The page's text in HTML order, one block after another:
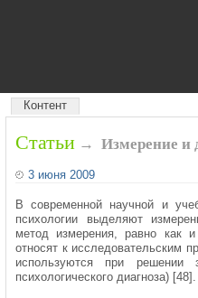
Контент
Статьи → Измерение и
3 июня 2009
В современной научной и
психологии выделяют
метод измерения, равно как
относят к ис­следовательским
используются при решении
психологического диагноза) [48].